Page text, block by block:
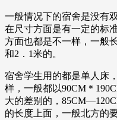
一般情况下的宿舍是没有
在尺寸方面是有一定的标
方面也都是不一样，一般
和2．1米的。
宿舍学生用的都是单人床
样，一般都以90CM＊
大的差别的，
的长度上面，一般北方的